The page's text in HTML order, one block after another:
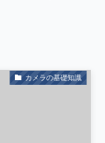
カメラの基礎知識